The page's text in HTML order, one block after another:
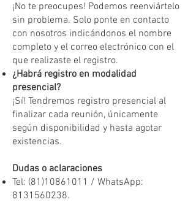
¡No te preocupes! Podemos reenviártelo
sin problema. Solo ponte en contacto
con nosotros indicándonos el nombre
completo y el correo electrónico con el
que realizaste el registro.
¿Habrá registro en modalidad
presencial?
¡Sí! Tendremos registro presencial al
finalizar cada reunión, únicamente
según disponibilidad y hasta agotar
existencias.
Dudas o aclaraciones
Tel: (81)10861011 / WhatsApp:
8131560238.